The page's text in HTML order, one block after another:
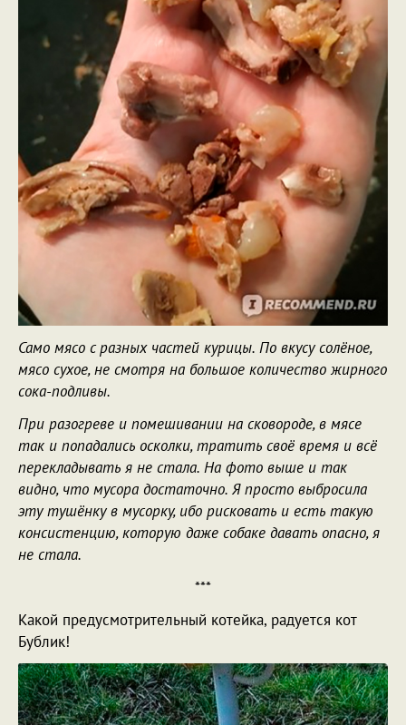
Само мясо с разных частей курицы. По вкусу солёное,
мясо сухое, не смотря на большое количество жирного
сока-подливы.
При разогреве и помешивании на сковороде, в мясе
так и попадались осколки, тратить своё время и всё
перекладывать я не стала. На фото выше и так
видно, что мусора достаточно. Я просто выбросила
эту тушёнку в мусорку, ибо рисковать и есть такую
консистенцию, которую даже собаке давать опасно, я
не стала.
***
Какой предусмотрительный котейка, радуется кот
Бублик!